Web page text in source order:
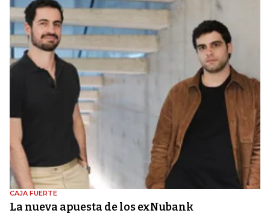
CAJA FUERTE
La nueva apuesta de los exNubank